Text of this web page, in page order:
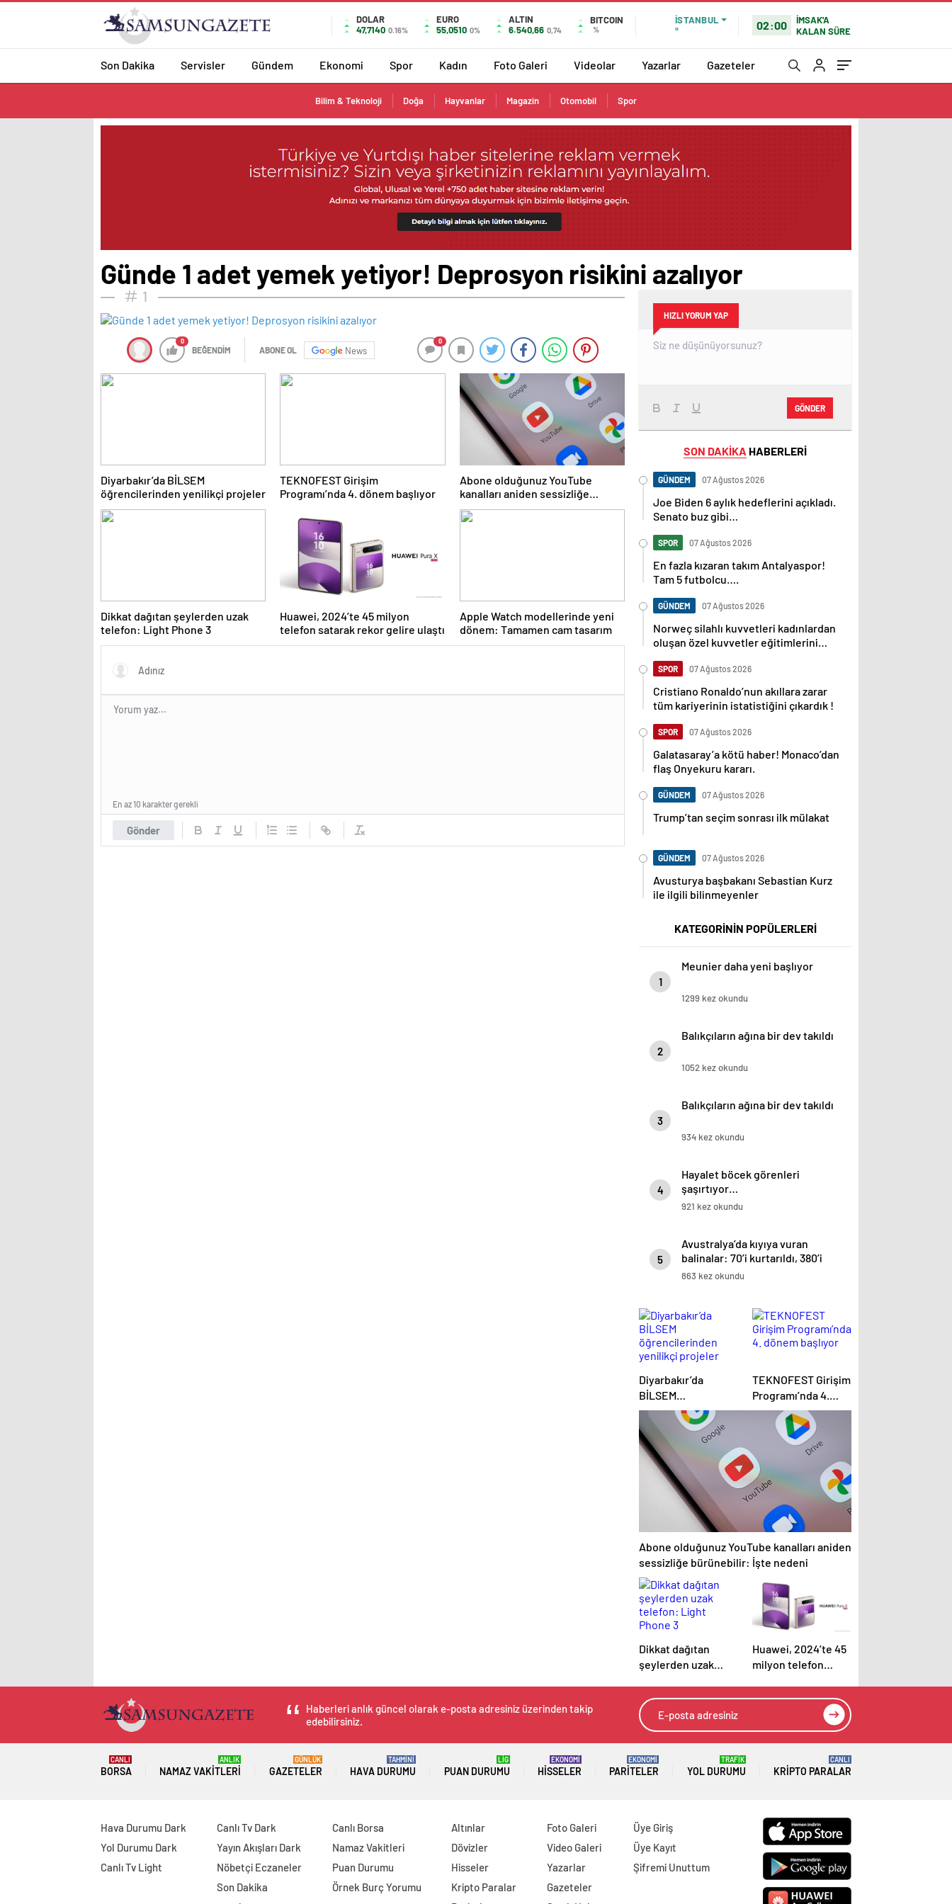
DOLAR
47,7140 0.16%
EURO
55,0510 0%
ALTIN
6.540,66 0,74
BITCOIN
%
İSTANBUL
°
02:00
İMSAK'A
KALAN SÜRE
Son Dakika Servisler Gündem Ekonomi Spor Kadın Foto Galeri Videolar Yazarlar Gazeteler
Bilim & Teknoloji Doğa Hayvanlar Magazin Otomobil Spor
Günde 1 adet yemek yetiyor! Deprosyon risikini azalıyor
1
0
BEĞENDİM ABONE OL News
0
Diyarbakır’da BİLSEM
öğrencilerinden yenilikçi projeler
TEKNOFEST Girişim
Programı’nda 4. dönem başlıyor
Abone olduğunuz YouTube
kanalları aniden sessizliğe
bürünebilir: İşte nedeni
Dikkat dağıtan şeylerden uzak
telefon: Light Phone 3
Huawei, 2024’te 45 milyon
telefon satarak rekor gelire ulaştı
Apple Watch modellerinde yeni
dönem: Tamamen cam tasarım
Gönder
En az 10 karakter gerekli
HIZLI YORUM YAP
GÖNDER
SON DAKİKA HABERLERİ
GÜNDEM 07 Ağustos 2026
Joe Biden 6 aylık hedeflerini açıkladı.
Senato buz gibi…
SPOR 07 Ağustos 2026
En fazla kızaran takım Antalyaspor!
Tam 5 futbolcu….
GÜNDEM 07 Ağustos 2026
Norweç silahlı kuvvetleri kadınlardan
oluşan özel kuvvetler eğitimlerini
SPOR 07 Ağustos 2026
Cristiano Ronaldo’nun akıllara zarar
tüm kariyerinin istatistiğini çıkardık !
SPOR 07 Ağustos 2026
Galatasaray’a kötü haber! Monaco’dan
flaş Onyekuru kararı.
GÜNDEM 07 Ağustos 2026
Trump’tan seçim sonrası ilk mülakat
GÜNDEM 07 Ağustos 2026
Avusturya başbakanı Sebastian Kurz
ile ilgili bilinmeyenler
KATEGORİNİN POPÜLERLERİ
1
Meunier daha yeni başlıyor
1299 kez okundu
2
Balıkçıların ağına bir dev takıldı
1052 kez okundu
3
Balıkçıların ağına bir dev takıldı
934 kez okundu
4
Hayalet böcek görenleri
şaşırtıyor…
921 kez okundu
5
Avustralya’da kıyıya vuran
balinalar: 70’i kurtarıldı, 380’i
öldü
863 kez okundu
Diyarbakır’da
BİLSEM
öğrencilerinden
yenilikçi projeler
TEKNOFEST Girişim
Programı’nda 4.
dönem başlıyor
Abone olduğunuz YouTube kanalları aniden
sessizliğe bürünebilir: İşte nedeni
Dikkat dağıtan
şeylerden uzak
Phone 3
Huawei, 2024’te 45
milyon telefon
ulaştı
Haberleri anlık güncel olarak e-posta adresiniz üzerinden takip
edebilirsiniz.
BORSA
CANLI
NAMAZ VAKITLERI
ANLIK
GAZETELER
GÜNLÜK
HAVA DURUMU
TAHMİNİ
PUAN DURUMU
LİG
HISSELER
EKONOMİ
PARITELER
EKONOMİ
YOL DURUMU
TRAFİK
KRIPTO PARALAR
CANLI
Hava Durumu Dark
Yol Durumu Dark
Canlı Tv Light
Canlı Tv Dark
Yayın Akışları Dark
Nöbetçi Eczaneler
Son Dakika
Canlı Borsa
Namaz Vakitleri
Puan Durumu
Örnek Burç Yorumu
Altınlar
Dövizler
Hisseler
Kripto Paralar
Foto Galeri
Video Galeri
Yazarlar
Gazeteler
Üye Giriş
Üye Kayıt
Şifremi Unuttum